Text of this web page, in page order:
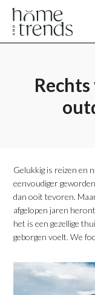
Gelukkig is reizen en
eenvoudiger
dan ooit tevoren.
afgelopen jaren
het is een gezellige
geborgen voelt. We